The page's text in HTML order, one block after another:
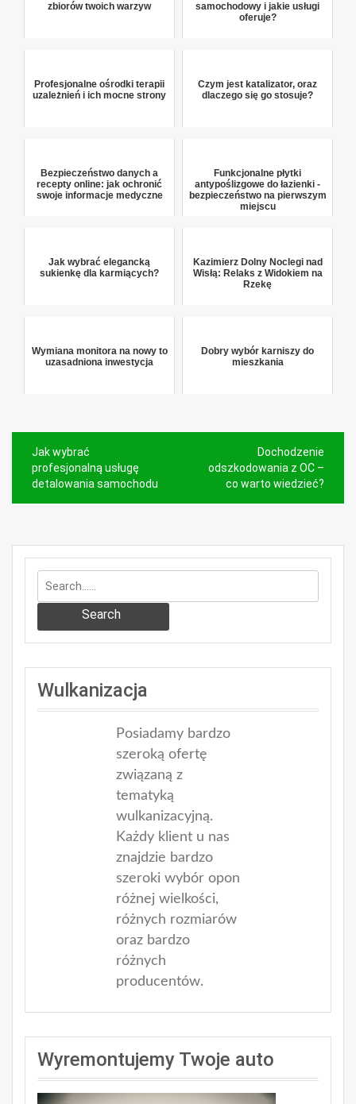
zbiorów twoich warzyw
samochodowy i jakie usługi
oferuje?
Profesjonalne ośrodki terapii
uzależnień i ich mocne strony
Czym jest katalizator, oraz
dlaczego się go stosuje?
Bezpieczeństwo danych a
recepty online: jak ochronić
swoje informacje medyczne
Funkcjonalne płytki
antypoślizgowe do łazienki -
bezpieczeństwo na pierwszym
miejscu
Jak wybrać elegancką
sukienkę dla karmiących?
Kazimierz Dolny Noclegi nad
Wisłą: Relaks z Widokiem na
Rzekę
Wymiana monitora na nowy to
uzasadniona inwestycja
Dobry wybór karniszy do
mieszkania
Nawigacja
wpisu
Jak wybrać
profesjonalną usługę
detalowania samochodu
Dochodzenie
odszkodowania z OC –
co warto wiedzieć?
Search
Wulkanizacja
Posiadamy bardzo
szeroką ofertę
związaną z
tematyką
wulkanizacyjną.
Każdy klient u nas
znajdzie bardzo
szeroki wybór opon
różnej wielkości,
różnych rozmiarów
oraz bardzo
różnych
producentów.
Wyremontujemy Twoje auto